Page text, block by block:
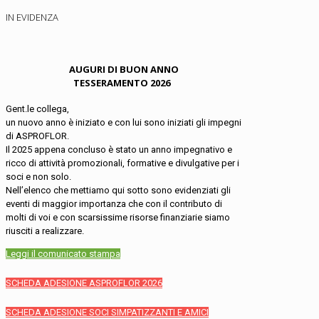
IN EVIDENZA
AUGURI DI BUON ANNO
TESSERAMENTO 2026
Gent.le collega,
un nuovo anno è iniziato e con lui sono iniziati gli impegni
di ASPROFLOR.
Il 2025 appena concluso è stato un anno impegnativo e
ricco di attività promozionali, formative e divulgative per i
soci e non solo.
Nell’elenco che mettiamo qui sotto sono evidenziati gli
eventi di maggior importanza che con il contributo di
molti di voi e con scarsissime risorse finanziarie siamo
riusciti a realizzare.
Leggi il comunicato stampa
SCHEDA ADESIONE ASPROFLOR 2026
SCHEDA ADESIONE SOCI SIMPATIZZANTI E AMICI